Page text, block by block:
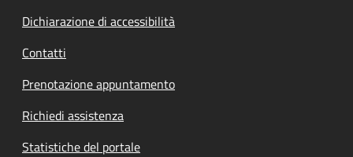
Dichiarazione di accessibilità
Contatti
Prenotazione appuntamento
Richiedi assistenza
Statistiche del portale